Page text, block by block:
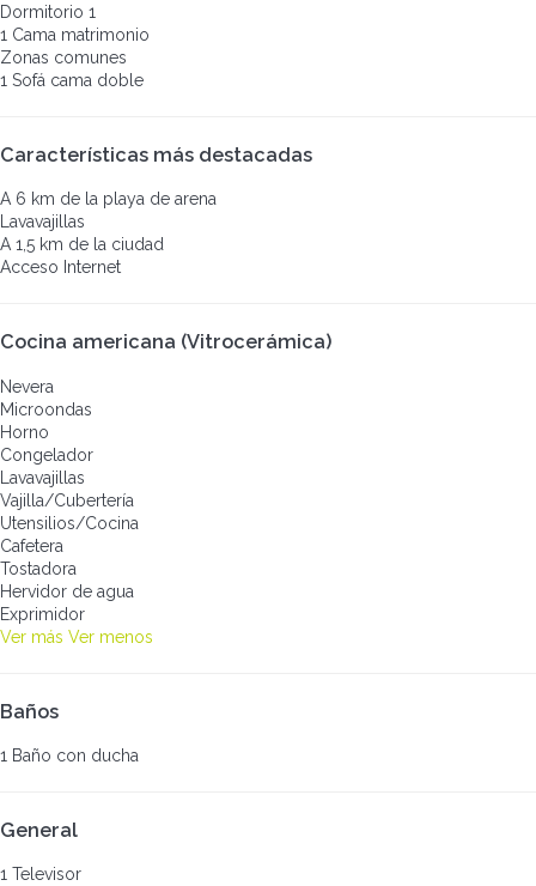
Dormitorio 1
1 Cama matrimonio
Zonas comunes
1 Sofá cama doble
Características más destacadas
A 6 km de la playa de arena
Lavavajillas
A 1,5 km de la ciudad
Acceso Internet
Cocina americana (Vitrocerámica)
Nevera
Microondas
Horno
Congelador
Lavavajillas
Vajilla/Cubertería
Utensilios/Cocina
Cafetera
Tostadora
Hervidor de agua
Exprimidor
Ver más Ver menos
Baños
1 Baño con ducha
General
1 Televisor